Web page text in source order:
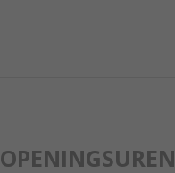
OPENINGSUREN